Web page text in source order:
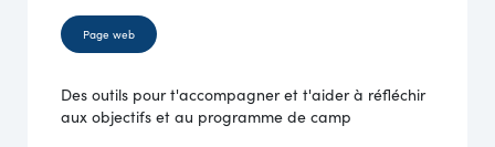
Page web
Des outils pour t'accompagner et t'aider à réfléchir
aux objectifs et au programme de camp